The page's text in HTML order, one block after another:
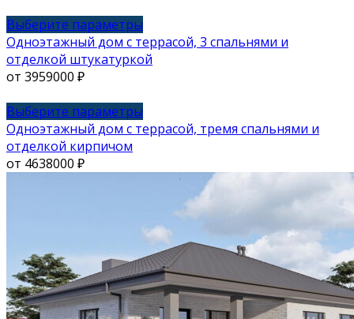
можно
выбрать
Выберите параметры
товар
имеет
можно
странице
товара.
Одноэтажный дом с террасой, 3 спальнями и
отделкой штукатуркой
от 3959000 ₽
Выберите параметры
товар
вариаций.
можно
выбрать
на
странице
товара.
Одноэтажный дом с террасой, тремя спальнями и
отделкой кирпичом
от 4638000 ₽